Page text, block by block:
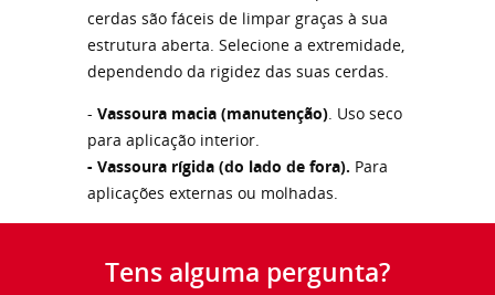
cerdas são fáceis de limpar graças à sua
estrutura aberta. Selecione a extremidade,
dependendo da rigidez das suas cerdas.
- Vassoura macia (manutenção). Uso seco
para aplicação interior.
- Vassoura rígida (do lado de fora). Para
aplicações externas ou molhadas.
Tens alguma pergunta?